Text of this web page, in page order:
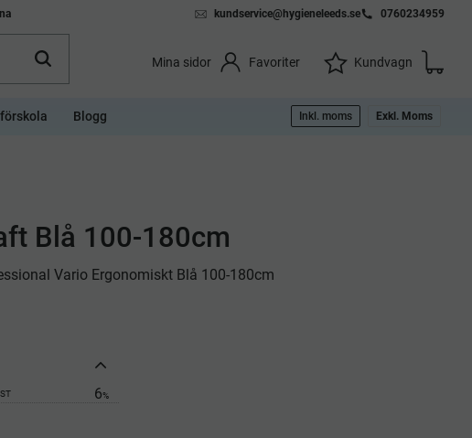
kundservice@hygieneleeds.se 0760234959
Mina sidor Favoriter Kundvagn
Önskelista
Blogg Inkl. moms Exkl. Moms
Blå 100-180cm
Vario Ergonomiskt Blå 100-180cm
ST 6%